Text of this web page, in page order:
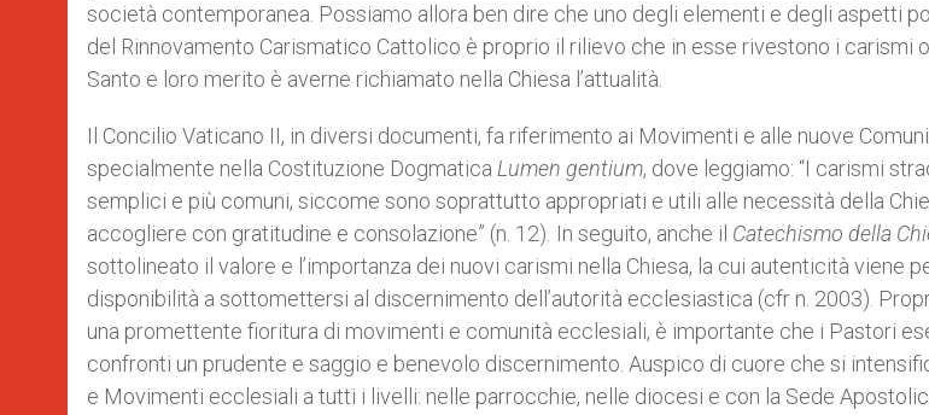
società contemporanea. Possiamo allora ben dire che uno degli elementi e degli aspetti
del Rinnovamento Carismatico Cattolico è proprio il rilievo che in esse rivestono i carismi
Santo e loro merito è averne richiamato nella Chiesa l’attualità.
Il Concilio Vaticano II, in diversi documenti, fa riferimento ai Movimenti e alle nuove
specialmente nella Costituzione Dogmatica Lumen gentium, dove leggiamo: “I carismi
semplici e più comuni, siccome sono soprattutto appropriati e utili alle necessità della
accogliere con gratitudine e consolazione” (n. 12) In seguito, anche il Catechismo della
sottolineato il valore e l’importanza dei nuovi carismi nella Chiesa, la cui autenticità viene
disponibilità a sottomettersi al discernimento dell’autorità ecclesiastica (cfr n. 2003).
una promettente fioritura di movimenti e comunità ecclesiali, è importante che i Pastori
confronti un prudente e saggio e benevolo discernimento. Auspico di cuore che si
e Movimenti ecclesiali a tutti i livelli: nelle parrocchie, nelle diocesi e con la Sede